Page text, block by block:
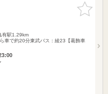
お気に入
りに追加
有駅1.29km
車で約20分東武バス：綾23【葛飾車